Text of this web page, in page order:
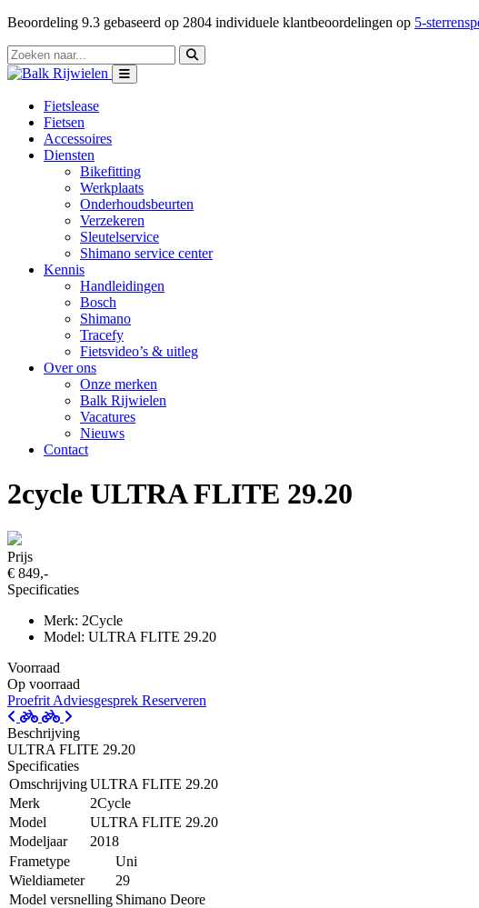
Beoordeling 9.3 gebaseerd op 2804 individuele klantbeoordelingen op 5-
Fietslease
Fietsen
Accessoires
Diensten
Bikefitting
Werkplaats
Onderhoudsbeurten
Verzekeren
Sleutelservice
Shimano service center
Kennis
Handleidingen
Bosch
Shimano
Tracefy
Fietsvideo’s & uitleg
Over ons
Onze merken
Balk Rijwielen
Vacatures
Nieuws
Contact
2cycle ULTRA FLITE 29.20
Prijs
€ 849,-
Specificaties
Merk: 2Cycle
Model: ULTRA FLITE 29.20
Voorraad
Op voorraad
Proefrit Adviesgesprek Reserveren
Beschrijving
ULTRA FLITE 29.20
Specificaties
OmschrijvingULTRA FLITE 29.20
Merk
2Cycle
Model
ULTRA FLITE 29.20
Modeljaar
2018
Frametype
Uni
Wieldiameter
29
Model versnelling Shimano Deore